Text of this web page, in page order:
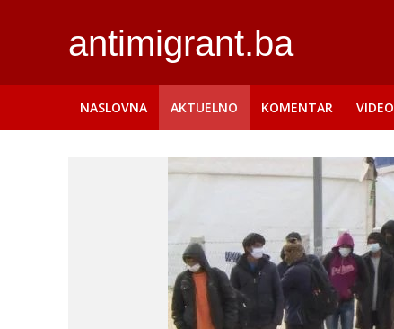
antimigrant.ba
NASLOVNA AKTUELNO KOMENTAR VIDEO